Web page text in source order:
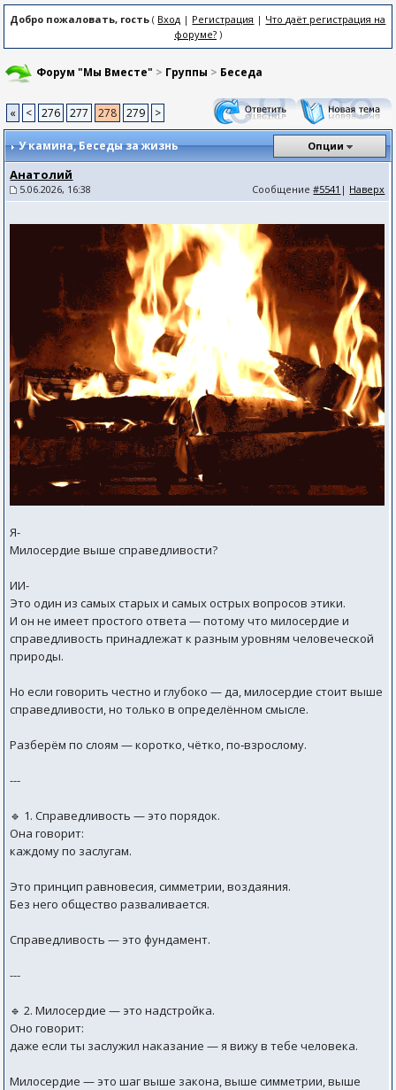
Добро пожаловать, гость ( Вход | Регистрация | Что даёт регистрация на
форуме?)
Форум "Мы Вместе" > Группы > Беседа
« < 276 277 278 279 >
У камина, Беседы за жизнь Опции
Анатолий
5.06.2026, 16:38 Сообщение#5541 | Наверх
Я-
Милосердие выше справедливости?
ИИ-
Это один из самых старых и самых острых вопросов этики.
И он не имеет простого ответа — потому что милосердие и
справедливость принадлежат к разным уровням человеческой
природы.
Но если говорить честно и глубоко — да, милосердие стоит выше
справедливости, но только в определённом смысле.
Разберём по слоям — коротко, чётко, по‑взрослому.
---
🔹 1. Справедливость — это порядок.
Она говорит:
каждому по заслугам.
Это принцип равновесия, симметрии, воздаяния.
Без него общество разваливается.
Справедливость — это фундамент.
---
🔹 2. Милосердие — это надстройка.
Оно говорит:
даже если ты заслужил наказание — я вижу в тебе человека.
Милосердие — это шаг выше закона, выше симметрии, выше